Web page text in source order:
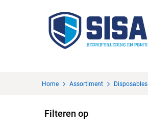
Home Assortiment Disposables
Filteren op